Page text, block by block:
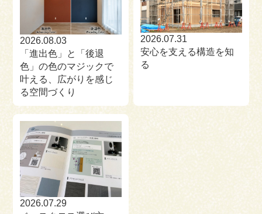
2026.08.03
「進出色」と「後退
色」の色のマジックで
叶える、広がりを感じ
る空間づくり
2026.07.31
安心を支える構造を知
る
2026.07.29